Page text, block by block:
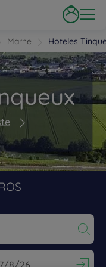
Marne Hoteles